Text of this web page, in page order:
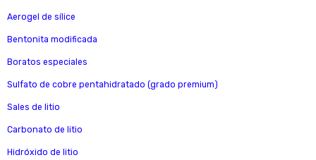
Aerogel de sílice
Bentonita modificada
Boratos especiales
Sulfato de cobre pentahidratado (grado premium)
Sales de litio
Carbonato de litio
Hidróxido de litio